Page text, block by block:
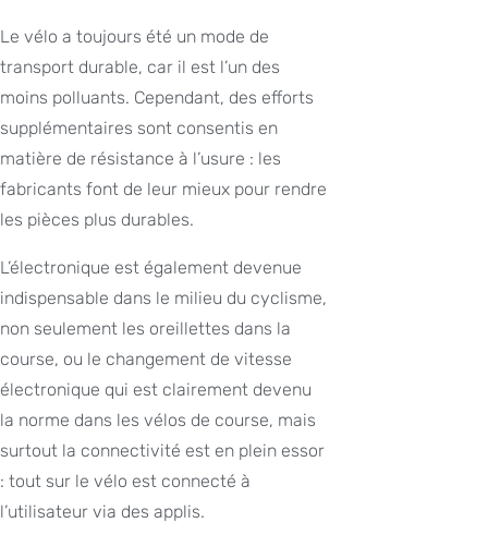
Le vélo a toujours été un mode de
transport durable, car il est l’un des
moins polluants. Cependant, des efforts
supplémentaires sont consentis en
matière de résistance à l’usure : les
fabricants font de leur mieux pour rendre
les pièces plus durables.
L’électronique est également devenue
indispensable dans le milieu du cyclisme,
non seulement les oreillettes dans la
course, ou le changement de vitesse
électronique qui est clairement devenu
la norme dans les vélos de course, mais
surtout la connectivité est en plein essor
: tout sur le vélo est connecté à
l’utilisateur via des applis.